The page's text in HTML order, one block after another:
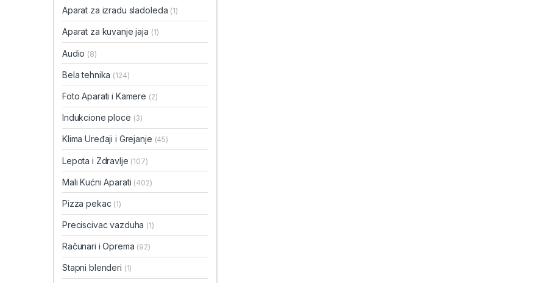
Aparat za izradu sladoleda (1)
Aparat za kuvanje jaja (1)
Audio (8)
Bela tehnika (124)
Foto Aparati i Kamere (2)
Indukcione ploce (3)
Klima Uređaji i Grejanje (45)
Lepota i Zdravlje (107)
Mali Kućni Aparati (402)
Pizza pekac (1)
Preciscivac vazduha (1)
Računari i Oprema (92)
Stapni blenderi (1)